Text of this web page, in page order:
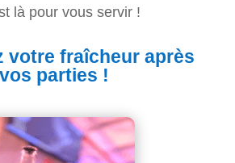
là pour vous servir !
votre fraîcheur après
vos parties !